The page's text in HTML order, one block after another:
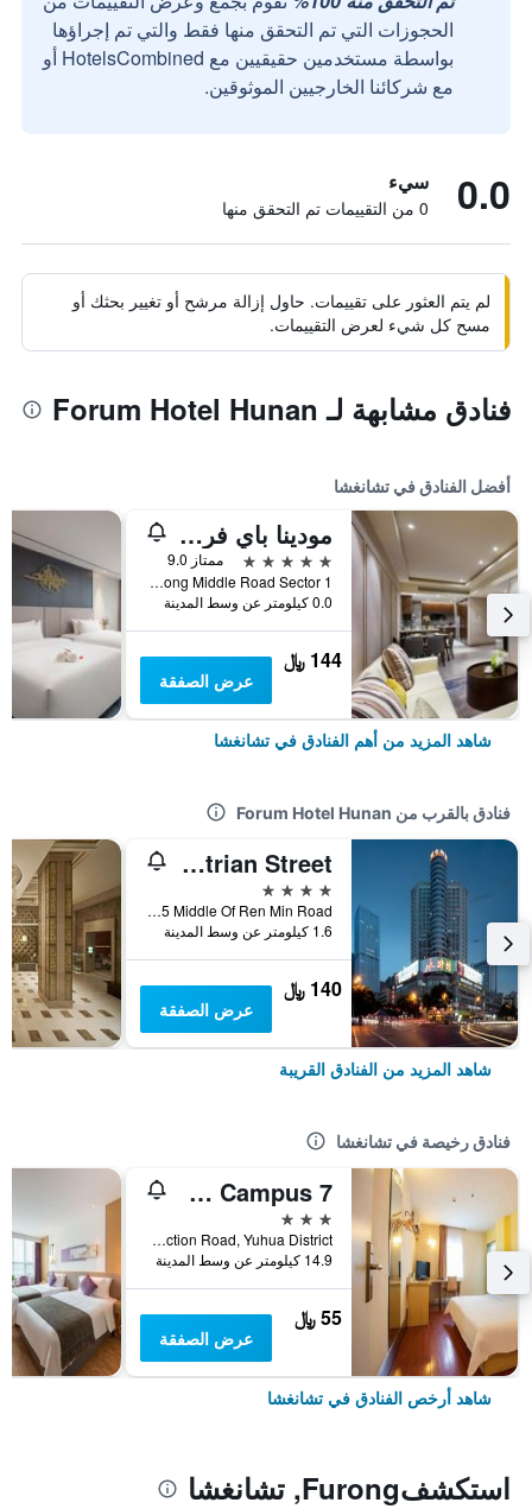
الحجوزات التي تم التحقق منها فقط والتي تم إجراؤها
بواسطة مستخدمين حقيقيين مع HotelsCombined أو
مع شركائنا الخارجيين الموثوقين.
0.0 سيء
0 من التقييمات تم التحقق منها
لم يتم العثور على تقييمات. حاول إزالة مرشح أو تغيير بحثك أو
مسح كل شيء لعرض التقييمات.
فنادق مشابهة لـ Forum Hotel Hunan
أفضل الفنادق في تشانغشا
مودينا باي فريزر تشانجشا
5 نجوم
ممتاز 9.0
No. 416 Furong Middle Road Sector 1, تشانغشا, الصين
0.0 كيلومتر عن وسط المدينة
144 ﷼
عرض الصفقة
شاهد المزيد من أهم الفنادق في تشانغشا
فنادق بالقرب من Forum Hotel Hunan
Vienna Hotel Changsha Ifc Pedestrian Street
4 نجوم
No.245 Middle Of Ren Min Road, تشانغشا, الصين
1.6 كيلومتر عن وسط المدينة
140 ﷼
عرض الصفقة
شاهد المزيد من الفنادق القريبة
فنادق رخيصة في تشانغشا
7 Days Premium Changsha Environmental Science Park Yuntang Campus
3 نجوم
No. 17 East Environmental Protection Road, Yuhua District, تشانغشا, الصين
14.9 كيلومتر عن وسط المدينة
55 ﷼
عرض الصفقة
شاهد أرخص الفنادق في تشانغشا
استكشفFurong, تشانغشا